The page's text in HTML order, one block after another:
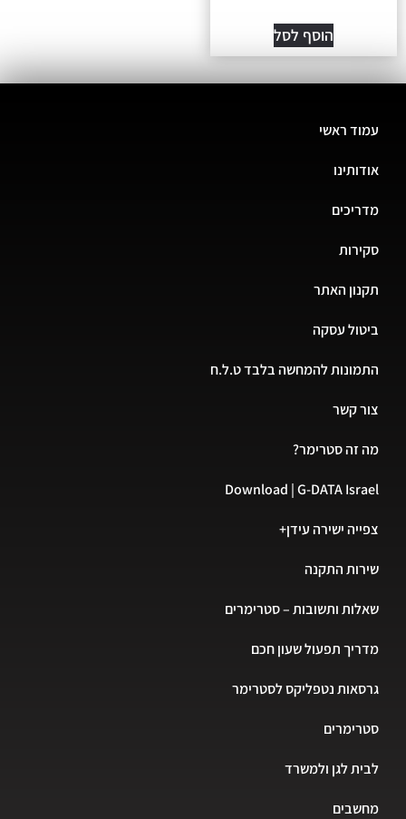
הוסף לסל
עמוד ראשי
אודותינו
מדריכים
סקירות
תקנון האתר
ביטול עסקה
התמונות להמחשה בלבד ט.ל.ח
צור קשר
מה זה סטרימר?
Download | G-DATA Israel
צפייה ישירה עידן+
שירות התקנה
שאלות ותשובות – סטרימרים
מדריך תפעול שעון חכם
גרסאות נטפליקס לסטרימר
סטרימרים
לבית לגן ולמשרד
מחשבים